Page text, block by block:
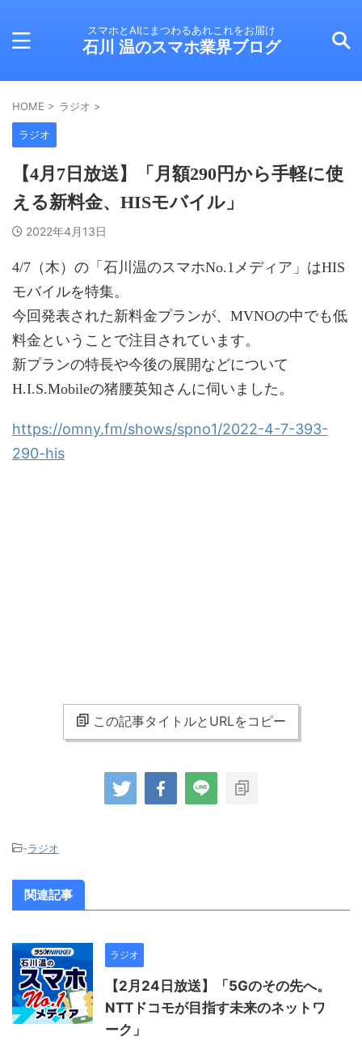
スマホとAIにまつわるあれこれをお届け
石川 温のスマホ業界ブログ
HOME > ラジオ >
ラジオ
【4月7日放送】「月額290円から手軽に使
える新料金、HISモバイル」
2022年4月13日
4/7（木）の「石川温のスマホNo.1メディア」はHIS
モバイルを特集。
今回発表された新料金プランが、MVNOの中でも低
料金ということで注目されています。
新プランの特長や今後の展開などについて
H.I.S.Mobileの猪腰英知さんに伺いました。
https://omny.fm/shows/spno1/2022-4-7-393-
290-his
この記事タイトルとURLをコピー
-ラジオ
関連記事
ラジオ
【2月24日放送】「5Gのその先へ。
NTTドコモが目指す未来のネットワ
ーク」